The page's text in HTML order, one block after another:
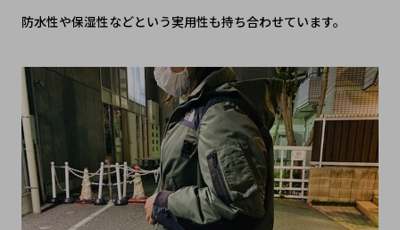
防水性や保湿性などという実用性も持ち合わせています。